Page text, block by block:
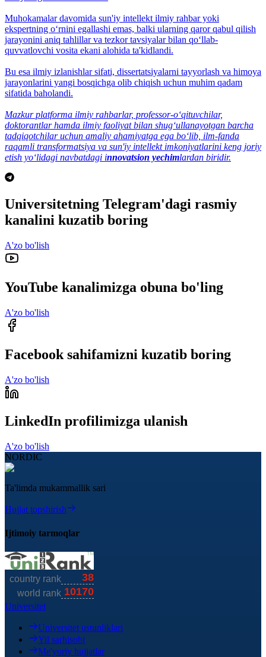
Muhokamalar davomida sun'iy intellekt ilmiy rahbar yoki
ekspertning o‘rnini egallashi emas, balki ularning qaror qabul qilish
jarayonini aniq tahlillar va tezkor tavsiyalar bilan qo‘llab-
quvvatlovchi vosita ekani alohida ta'kidlandi.
Bu esa ilmiy izlanishlar sifati, dissertatsiyalarni tayyorlash va himoya
jarayonlarini yangi bosqichga olib chiqish uchun muhim qadam
sifatida baholandi.
Mazkur platforma ilmiy rahbarlar, professor-o‘qituvchilar,
doktorantlar hamda ilmiy faoliyat bilan shug‘ullanayotgan barcha
tadqiqotchilar uchun amaliy ahamiyatga ega bo‘lib, ilm-fanda
raqamli transformatsiya va sun'iy intellekt imkoniyatlarini keng joriy
etish yo‘lidagi navbatdagi innovatsion yechimlardan biridir.
Universitetning Telegram'dagi rasmiy
kanalini kuzatib boring
A'zo bo'lish
YouTube kanalimizga obuna bo'ling
A'zo bo'lish
Facebook sahifamizni kuzatib boring
A'zo bo'lish
LinkedIn profilimizga ulanish
A'zo bo'lish
NORDIC
Ta'limda mukammallik sari
Hujjat topshirish
Ijtimoiy tarmoqlar
Universitet
Universitet ustunliklari
Yil sarhisobi
Me'yoriy hujjatlar